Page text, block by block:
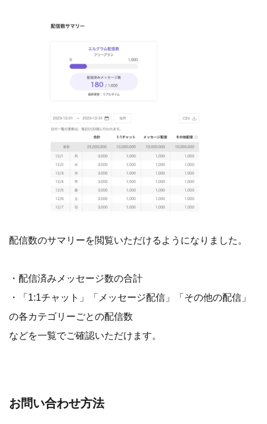
配信数のサマリーを閲覧いただけるようになりました。
・配信済みメッセージ数の合計
・「1:1チャット」「メッセージ配信」「その他の配信」
の各カテゴリーごとの配信数
などを一覧でご確認いただけます。
お問い合わせ方法